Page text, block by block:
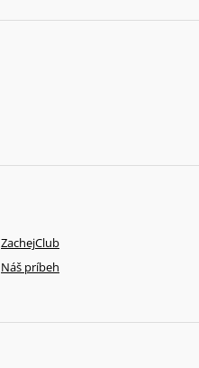
ZachejClub
Náš príbeh